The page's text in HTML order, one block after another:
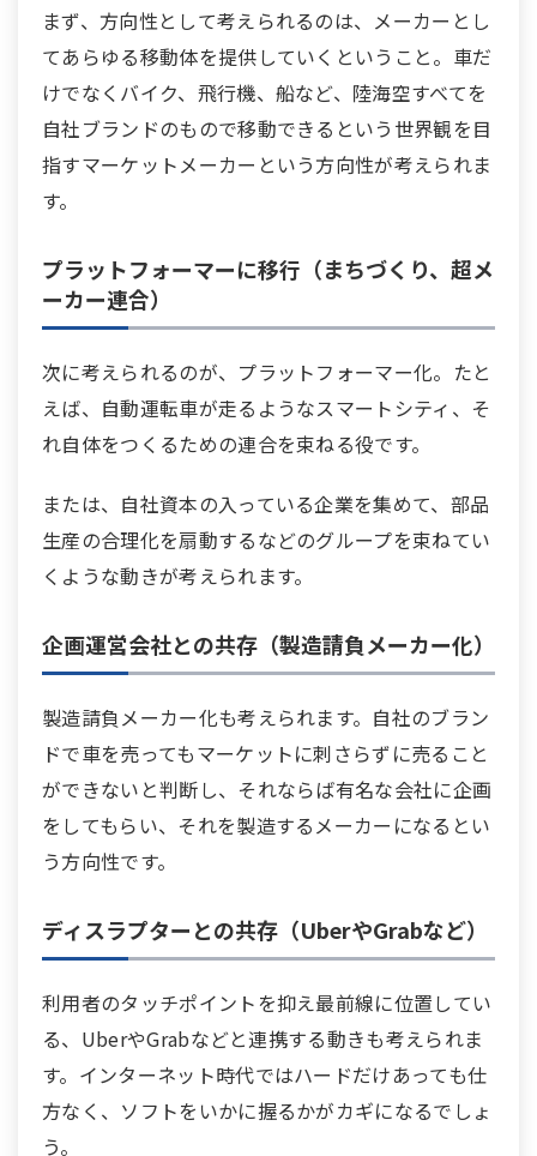
まず、方向性として考えられるのは、メーカーとし
てあらゆる移動体を提供していくということ。車だ
けでなくバイク、飛行機、船など、陸海空すべてを
自社ブランドのもので移動できるという世界観を目
指すマーケットメーカーという方向性が考えられま
す。
プラットフォーマーに移行（まちづくり、超メ
ーカー連合）
次に考えられるのが、プラットフォーマー化。たと
えば、自動運転車が走るようなスマートシティ、そ
れ自体をつくるための連合を束ねる役です。
または、自社資本の入っている企業を集めて、部品
生産の合理化を扇動するなどのグループを束ねてい
くような動きが考えられます。
企画運営会社との共存（製造請負メーカー化）
製造請負メーカー化も考えられます。自社のブラン
ドで車を売ってもマーケットに刺さらずに売ること
ができないと判断し、それならば有名な会社に企画
をしてもらい、それを製造するメーカーになるとい
う方向性です。
ディスラプターとの共存（UberやGrabなど）
利用者のタッチポイントを抑え最前線に位置してい
る、UberやGrabなどと連携する動きも考えられま
す。インターネット時代ではハードだけあっても仕
方なく、ソフトをいかに握るかがカギになるでしょ
う。